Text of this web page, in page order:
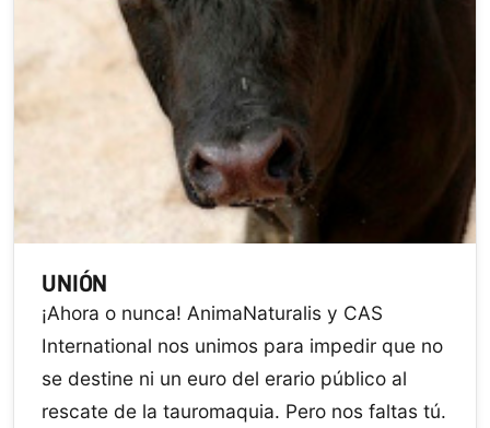
UNIÓN
¡Ahora o nunca! AnimaNaturalis y CAS
International nos unimos para impedir que no
se destine ni un euro del erario público al
rescate de la tauromaquia. Pero nos faltas tú.